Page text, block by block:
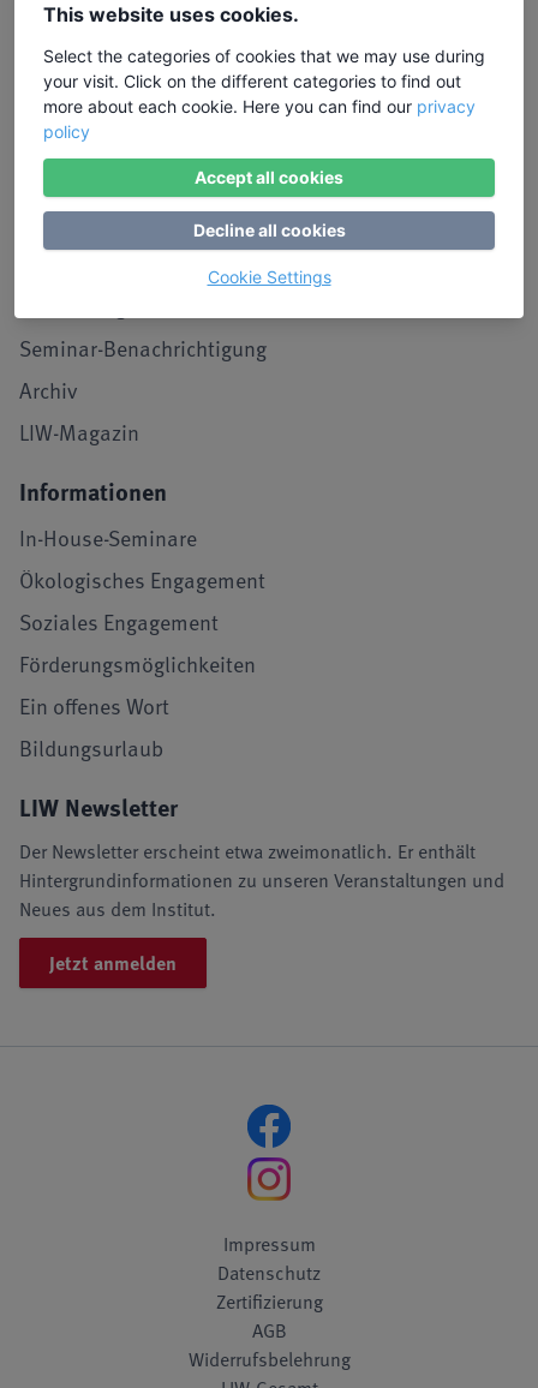
LIW in den Medien
Jobs und Karriere
Referenzen / Kooperationen
Kontakt, Lob und Kritik
Stimmen von Teilnehmenden
Seminar-Benachrichtigung
Archiv
LIW-Magazin
Informationen
In-House-Seminare
Ökologisches Engagement
Soziales Engagement
Förderungsmöglichkeiten
Ein offenes Wort
Bildungsurlaub
LIW Newsletter
Der Newsletter erscheint etwa zweimonatlich. Er enthält
Hintergrundinformationen zu unseren Veranstaltungen und
Neues aus dem Institut.
Jetzt anmelden
Impressum
Datenschutz
Zertifizierung
AGB
Widerrufsbelehrung
This website uses cookies.
Select the categories of cookies that we may use during
your visit. Click on the different categories to find out
more about each cookie. Here you can find our privacy
policy
Accept all cookies
Decline all cookies
Cookie Settings